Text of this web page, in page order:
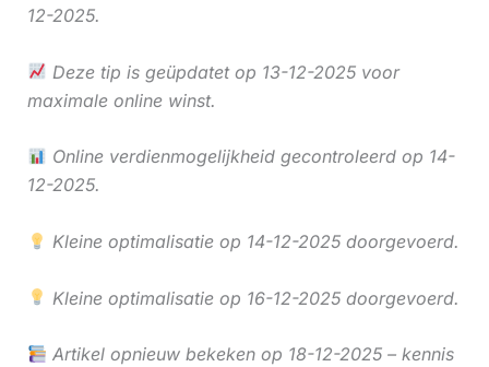
12-2025.
Deze tip is geüpdatet op 13-12-2025 voor
maximale online winst.
Online verdienmogelijkheid gecontroleerd op 14-
12-2025.
Kleine optimalisatie op 14-12-2025 doorgevoerd.
Kleine optimalisatie op 16-12-2025 doorgevoerd.
Artikel opnieuw bekeken op 18-12-2025 – kennis